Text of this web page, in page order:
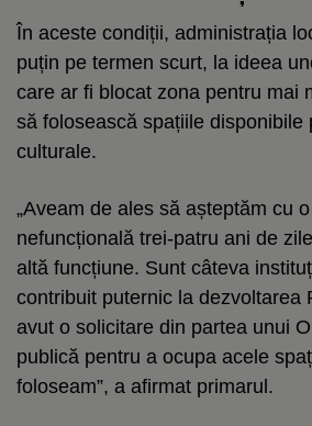
În aceste condiții, administrația
puțin pe termen scurt, la ideea
care ar fi blocat zona pentru mai
să folosească spațiile disponibile
culturale.
„Aveam de ales să așteptăm cu
nefuncțională trei-patru ani de
altă funcțiune. Sunt câteva
contribuit puternic la dezvoltarea
avut o solicitare din partea unui
publică pentru a ocupa acele
foloseam”, a afirmat primarul.